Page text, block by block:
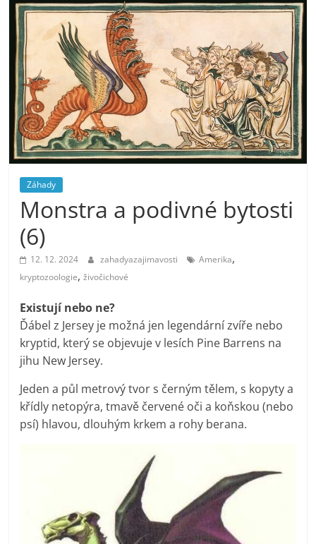
Záhady
Monstra a podivné bytosti
(6)
12. 12. 2024 zahadyazajimavosti Amerika,
kryptozoologie,živočichové
Existují nebo ne?
Ďábel z Jersey je možná jen legendární zvíře nebo
kryptid, který se objevuje v lesích Pine Barrens na
jihu New Jersey.
Jeden a půl metrový tvor s černým tělem, s kopyty a
křídly netopýra, tmavě červené oči a koňskou (nebo
psí) hlavou, dlouhým krkem a rohy berana.